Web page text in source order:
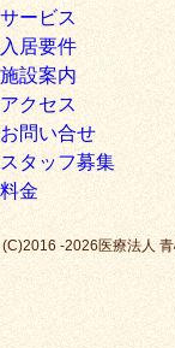
サービス
入居要件
施設案内
アクセス
お問い合せ
スタッフ募集
料金
(C)2016 -2026医療法人